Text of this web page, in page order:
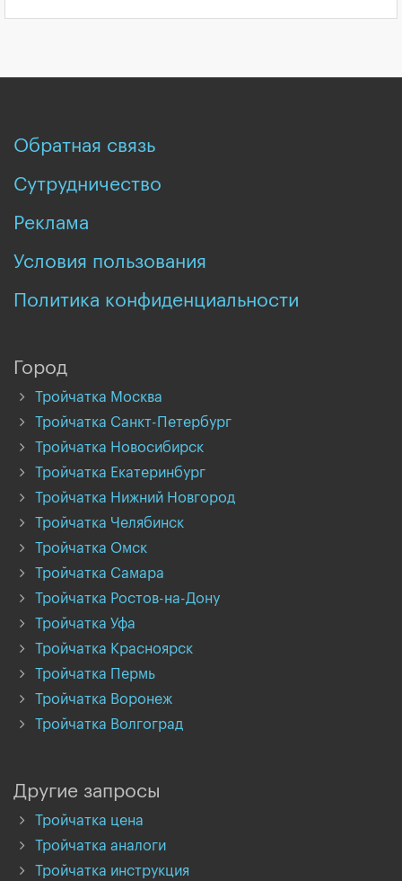
Обратная связь
Сутрудничество
Реклама
Условия пользования
Политика конфиденциальности
Город
Тройчатка Москва
Тройчатка Санкт-Петербург
Тройчатка Новосибирск
Тройчатка Екатеринбург
Тройчатка Нижний Новгород
Тройчатка Челябинск
Тройчатка Омск
Тройчатка Самара
Тройчатка Ростов-на-Дону
Тройчатка Уфа
Тройчатка Красноярск
Тройчатка Пермь
Тройчатка Воронеж
Тройчатка Волгоград
Другие запросы
Тройчатка цена
Тройчатка аналоги
Тройчатка инструкция